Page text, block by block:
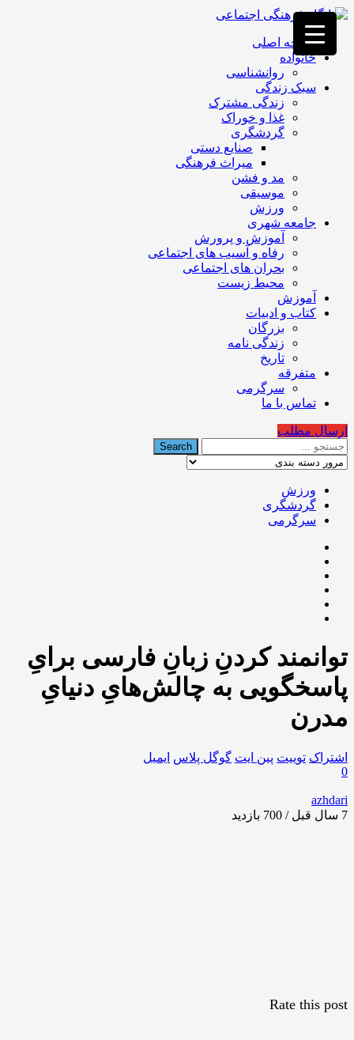
فصد
خون
غرب
تهران
خشکشویی
تصفیه
تهران
صفحه اصلی
خانواده
روانشناسی
سبک زندگی
زندگی مشترک
غذا و خوراک
گردشگری
صنایع دستی
میراث فرهنگی
مد و فشن
موسیقی
ورزش
جامعه شهری
آموزش و پرورش
رفاه و آسیب های اجتماعی
بحران های اجتماعی
محیط زیست
آموزش
کتاب و ادبیات
بزرگان
زندگی نامه
تاریخ
متفرقه
سرگرمی
تماس با ما
ارسال مطلب
ورزش
گردشگری
سرگرمی
توانمند کردنِ زبانِ فارسی برایِ
پاسخگویی به چالش‌هایِ دنیایِ
مدرن
اشتراک توییت پین ایت گوگل‌ پلاس ایمیل
0
azhdari
7 سال قبل / 700
بازدید
Rate this post